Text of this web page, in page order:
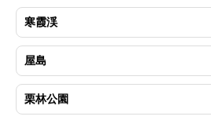
寒霞渓
屋島
栗林公園